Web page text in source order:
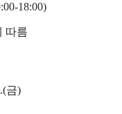
-18:00)
따름
금)